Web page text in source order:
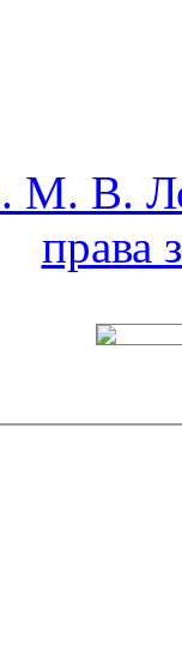
В.
права